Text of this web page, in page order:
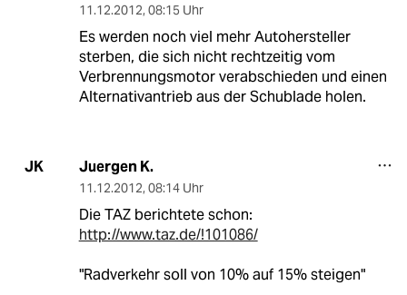
11.12.2012, 08:15 Uhr
Es werden noch viel mehr Autohersteller
sterben, die sich nicht rechtzeitig vom
Verbrennungsmotor verabschieden und einen
Alternativantrieb aus der Schublade holen.
JK Juergen K.
11.12.2012, 08:14 Uhr
Die TAZ berichtete schon:
http://www.taz.de/!101086/
"Radverkehr soll von 10% auf 15% steigen"